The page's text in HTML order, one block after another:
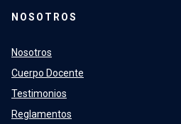
NOSOTROS
Nosotros
Cuerpo Docente
Testimonios
Reglamentos